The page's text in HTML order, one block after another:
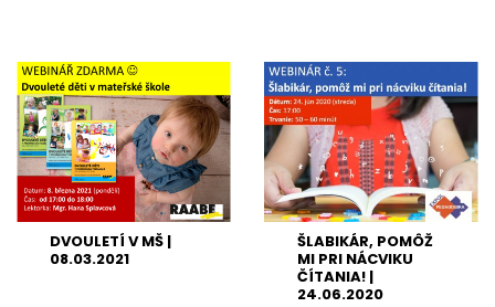
DVOULETÍ V MŠ |
08.03.2021
ŠLABIKÁR, POMÔŽ
MI PRI NÁCVIKU
ČÍTANIA! |
24.06.2020